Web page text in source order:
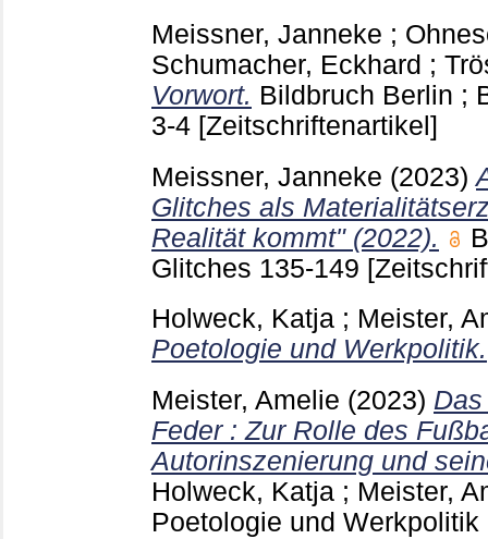
Meissner, Janneke ;
Schumacher, Eckhard ;
Vorwort. Bildbruch Berlin ;
3-4 [Zeitschriftenartikel]
Meissner, Janneke (2023)
Glitches als
Realität kommt" (2022).
Glitches 135-149
Holweck, Katja ; Meister,
Poetologie und Werkpolitik.
Meister, Amelie (2023)
Feder : Zur Rolle des
Autorinszenierung und
Holweck, Katja ; Meister,
Poetologie und